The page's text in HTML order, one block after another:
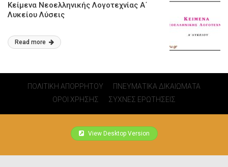
Κείμενα Νεοελληνικής Λογοτεχνίας Α΄
Λυκείου Λύσεις
Read more
ΠΟΛΙΤΙΚΗ ΑΠΟΡΡΗΤΟΥ
ΠΝΕΥΜΑΤΙΚΑ ΔΙΚΑΙΩΜΑΤΑ
ΟΡΟΙ ΧΡΗΣΗΣ
ΣΥΧΝΕΣ ΕΡΩΤΗΣΕΙΣ
View Desktop Version